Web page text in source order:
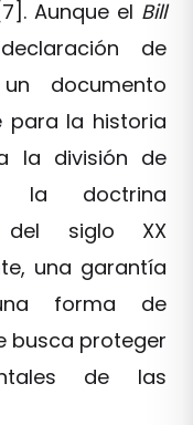
Aunque el Bill
de
documento
para la historia
la división de
la doctrina
del siglo XX
una garantía
forma de
busca proteger
de las